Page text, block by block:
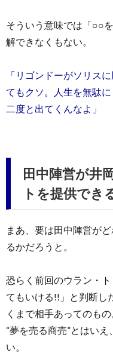
そういう意味では「○○
解できなくもない。
「リゴンドーがソリス
てもクソ。人生を無駄
二度と出てくんなよ」
田中陣営が井
トを提供でき
まあ、要は田中陣営が
るかだろうと。
恐らく前回のウラン・
てもいける!!」と判断し
くまで相手あってのもの
“夢を売る商売”とはい
い。